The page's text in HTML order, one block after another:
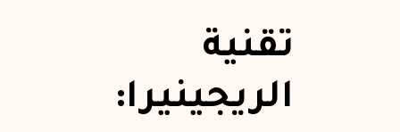
تقنية
الريجينيرا: